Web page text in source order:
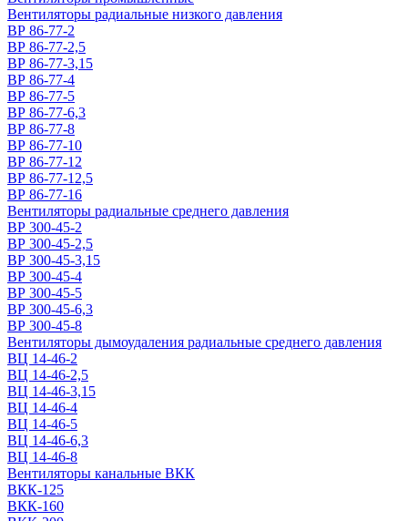
Вентиляторы радиальные низкого давления
ВР 86-77-2
ВР 86-77-2,5
ВР 86-77-3,15
ВР 86-77-4
ВР 86-77-5
ВР 86-77-6,3
ВР 86-77-8
ВР 86-77-10
ВР 86-77-12
ВР 86-77-12,5
ВР 86-77-16
Вентиляторы радиальные среднего давления
ВР 300-45-2
ВР 300-45-2,5
ВР 300-45-3,15
ВР 300-45-4
ВР 300-45-5
ВР 300-45-6,3
ВР 300-45-8
Вентиляторы дымоудаления радиальные среднего давления
ВЦ 14-46-2
ВЦ 14-46-2,5
ВЦ 14-46-3,15
ВЦ 14-46-4
ВЦ 14-46-5
ВЦ 14-46-6,3
ВЦ 14-46-8
Вентиляторы канальные ВКК
ВКК-125
ВКК-160